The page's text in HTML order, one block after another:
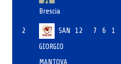
Brescia
2
SAN
GIORGIO
MANTOVA
12 7 6 1